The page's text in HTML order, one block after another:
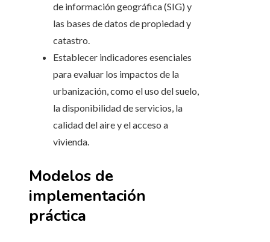
de información geográfica (SIG) y
las bases de datos de propiedad y
catastro.
Establecer indicadores esenciales
para evaluar los impactos de la
urbanización, como el uso del suelo,
la disponibilidad de servicios, la
calidad del aire y el acceso a
vivienda.
Modelos de
implementación
práctica